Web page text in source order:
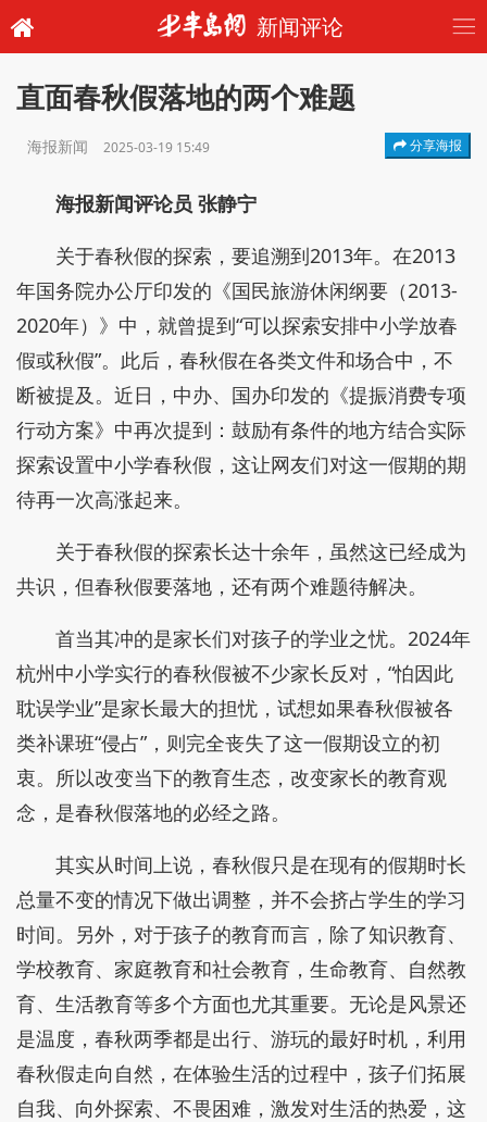
新闻评论
直面春秋假落地的两个难题
海报新闻 2025-03-19 15:49 分享海报
海报新闻评论员 张静宁
关于春秋假的探索，要追溯到2013年。在2013
年国务院办公厅印发的《国民旅游休闲纲要（2013-
2020年）》中，就曾提到“可以探索安排中小学放春
假或秋假”。此后，春秋假在各类文件和场合中，不
断被提及。近日，中办、国办印发的《提振消费专项
行动方案》中再次提到：鼓励有条件的地方结合实际
探索设置中小学春秋假，这让网友们对这一假期的期
待再一次高涨起来。
关于春秋假的探索长达十余年，虽然这已经成为
共识，但春秋假要落地，还有两个难题待解决。
首当其冲的是家长们对孩子的学业之忧。2024年
杭州中小学实行的春秋假被不少家长反对，“怕因此
耽误学业”是家长最大的担忧，试想如果春秋假被各
类补课班“侵占”，则完全丧失了这一假期设立的初
衷。所以改变当下的教育生态，改变家长的教育观
念，是春秋假落地的必经之路。
其实从时间上说，春秋假只是在现有的假期时长
总量不变的情况下做出调整，并不会挤占学生的学习
时间。另外，对于孩子的教育而言，除了知识教育、
学校教育、家庭教育和社会教育，生命教育、自然教
育、生活教育等多个方面也尤其重要。无论是风景还
是温度，春秋两季都是出行、游玩的最好时机，利用
春秋假走向自然，在体验生活的过程中，孩子们拓展
自我、向外探索、不畏困难，激发对生活的热爱，这